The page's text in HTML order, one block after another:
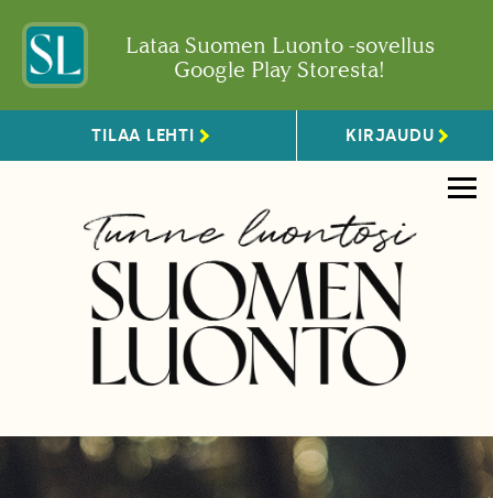
Lataa Suomen Luonto -sovellus
Google Play Storesta!
TILAA LEHTI KIRJAUDU